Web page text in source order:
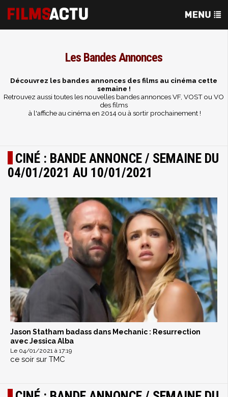
Les Bandes Annonces
Découvrez les bandes annonces des films au cinéma cette
semaine !
Retrouvez aussi toutes les nouvelles bandes annonces VF, VOST ou VO
des films
à l'affiche au cinéma en 2014 ou à sortir prochainement !
CINÉ : BANDE ANNONCE / SEMAINE DU
04/01/2021 AU 10/01/2021
Jason Statham badass dans Mechanic : Resurrection
avec Jessica Alba
Le 04/01/2021 à 17:19
ce soir sur TMC